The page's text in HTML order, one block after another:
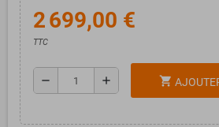
2 699,00 €
TTC
remove add shopping_cart